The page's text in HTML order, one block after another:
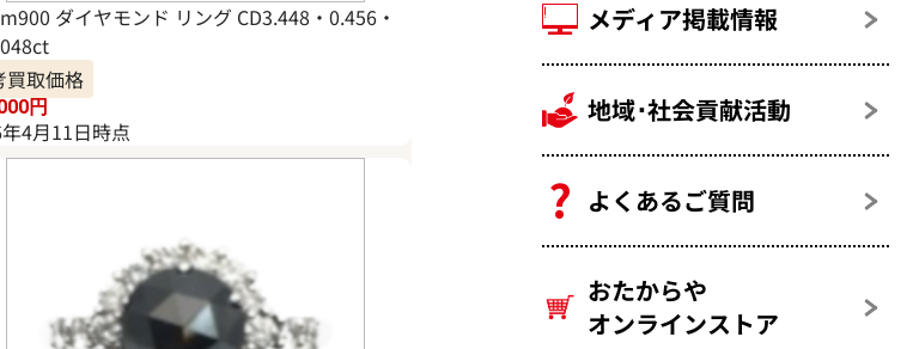
ダイヤモンド リング CD3.448・0.456・
買取価格
円
4月11日時点
メディア掲載情報
地域･社会貢献活動
よくあるご質問
おたからや
オンラインストア